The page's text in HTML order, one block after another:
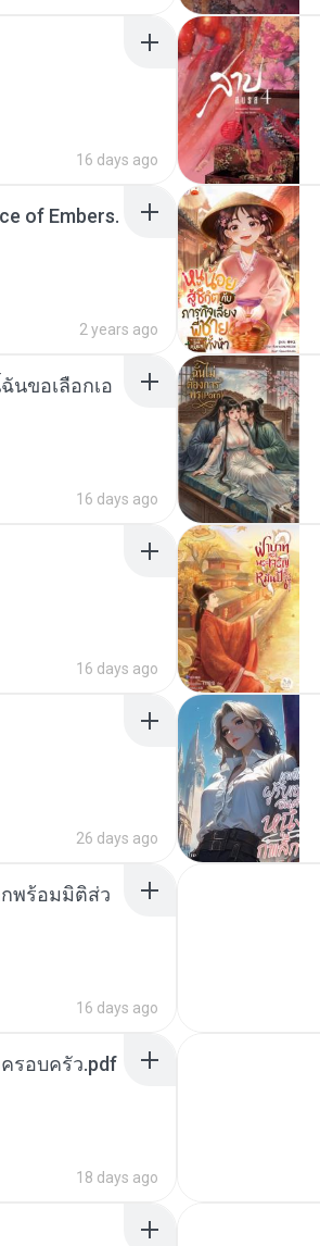
16 days ago
of Embers.
2 years ago
นขอเลือกเอ
16 days ago
16 days ago
26 days ago
พร้อมมิติส่ว
16 days ago
รอบครัว.pdf
18 days ago